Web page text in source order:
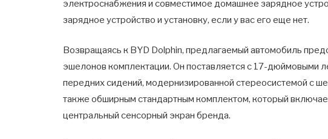
электроснабжения и совместимое домашнее зарядное
зарядное устройство и установку, если у вас его еще нет.
Возвращаясь к BYD Dolphin, предлагаемый автомобиль
эшелонов комплектации. Он поставляется с 17-дюймовыми
передних сидений, модернизированной стереосистемой с
также обширным стандартным комплектом, который
центральный сенсорный экран бренда.